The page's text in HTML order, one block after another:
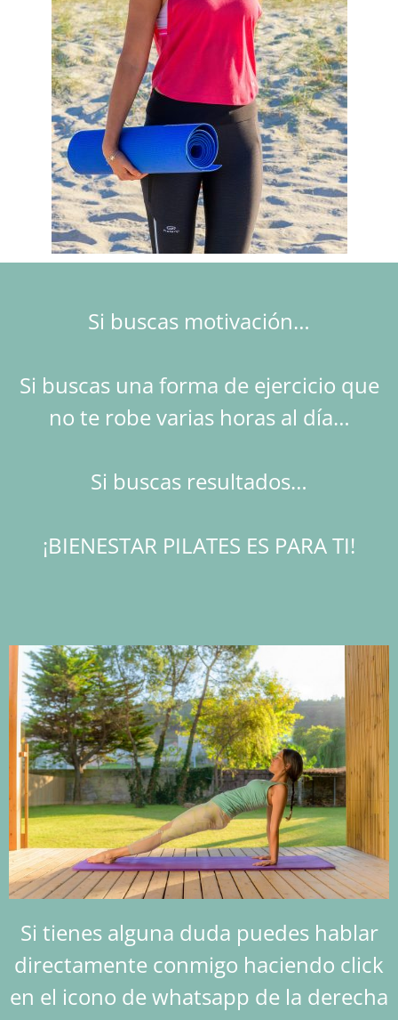
Si buscas motivación…
Si buscas una forma de ejercicio que
no te robe varias horas al día…
Si buscas resultados…
¡BIENESTAR PILATES ES PARA TI!
Si tienes alguna duda puedes hablar
directamente conmigo haciendo click
en el icono de whatsapp de la derecha